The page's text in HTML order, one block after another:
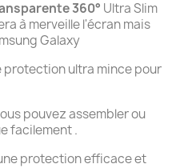
360° Ultra Slim
à merveille l'écran mais
Galaxy
protection ultra mince pour
pouvez assembler ou
facilement .
protection efficace et